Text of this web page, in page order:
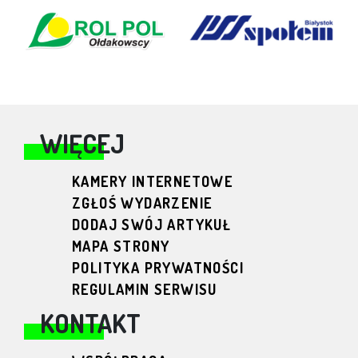
WIĘCEJ
KAMERY INTERNETOWE
ZGŁOŚ WYDARZENIE
DODAJ SWÓJ ARTYKUŁ
MAPA STRONY
POLITYKA PRYWATNOŚCI
REGULAMIN SERWISU
KONTAKT